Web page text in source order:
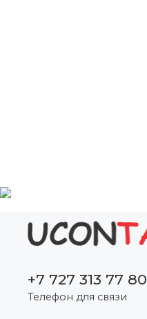
+7 727 313 77 80
Телефон для связи